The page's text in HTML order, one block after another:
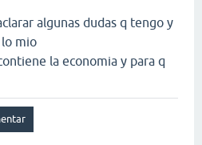
algunas dudas q tengo y
lo mio
la economia y para q